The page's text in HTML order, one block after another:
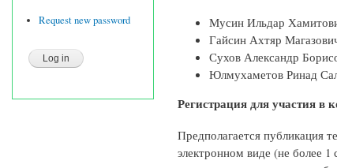
Request new password
Мусин Ильдар
Гайсин Ахтяр
Сухов Александр
Юлмухаметов Ринад
Регистрация для участия в
Предполагается публикация
электронном виде (не более